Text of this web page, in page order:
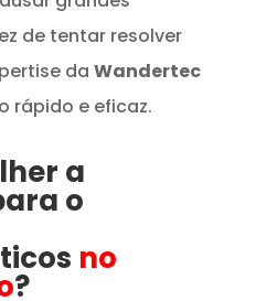
de tentar resolver
da Wandertec
rápido e eficaz.
a
o
no
?